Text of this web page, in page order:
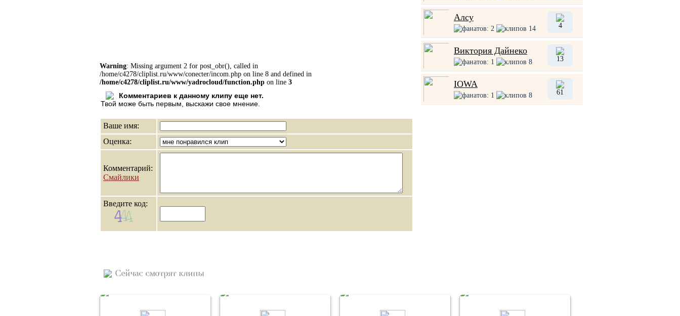
Алсу
фанатов: 2 клипов 14 4
Виктория Дайнеко
фанатов: 1 клипов 8 13
IOWA
фанатов: 1 клипов 8 61
Warning: Missing argument 2 for post_obr(), called in
/home/c4278/cliplist.ru/www/conecter/incom.php on line 8 and defined in
/home/c4278/cliplist.ru/www/yadrocloud/function.php on line 3
Комментариев к данному клипу еще нет.
Твой може быть первым, выскажи свое мнение.
Ваше имя:
Оценка:
Комментарий:
Смайлики
Введите код:
Сейчас смотрят клипы